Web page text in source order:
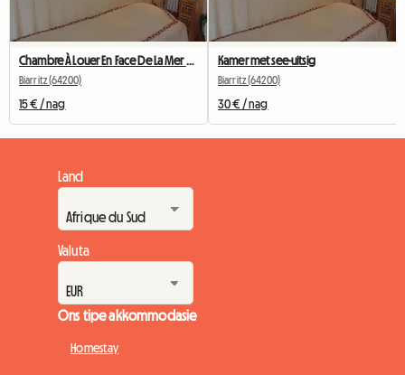
Chambre À Louer En Face De La Mer Biarritz Centre Ville
Biarritz (64200)
15 € / nag
Kamer met see-uitsig
Biarritz (64200)
30 € / nag
Land
Valuta
Ons tipe akkommodasie
Homestay